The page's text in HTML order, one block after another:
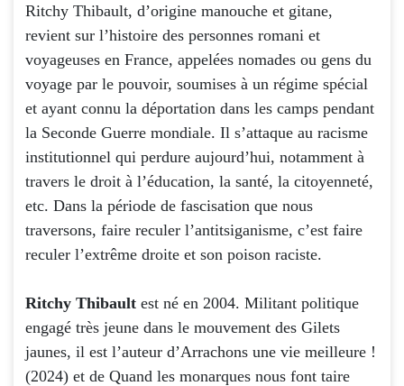
Ritchy Thibault, d’origine manouche et gitane,
revient sur l’histoire des personnes romani et
voyageuses en France, appelées nomades ou gens du
voyage par le pouvoir, soumises à un régime spécial
et ayant connu la déportation dans les camps pendant
la Seconde Guerre mondiale. Il s’attaque au racisme
institutionnel qui perdure aujourd’hui, notamment à
travers le droit à l’éducation, la santé, la citoyenneté,
etc. Dans la période de fascisation que nous
traversons, faire reculer l’antitsiganisme, c’est faire
reculer l’extrême droite et son poison raciste.
Ritchy Thibaultest né en 2004. Militant politique
engagé très jeune dans le mouvement des Gilets
jaunes, il est l’auteur d’Arrachons une vie meilleure !
(2024) et de Quand les monarques nous font taire